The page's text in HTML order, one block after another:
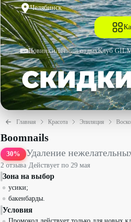
Челябинск
НовинкиЛетний отдыхКлуб
Главная Красота Эпиляция
Удаление нежелательных волос на
Boomnails
30% Удаление
2 отзыва·Действует по 29 мая
Зона на выбор
усики;
бакенбарды.
Условия